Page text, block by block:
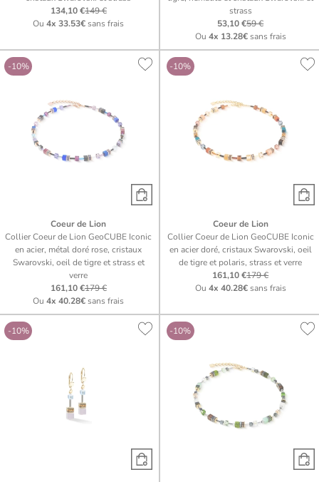
134,10 €149 €
Ou4x 33.53€sans frais
strass
53,10 €59 €
Ou 4x 13.28€sans frais
-10%
Coeur de Lion
Collier Coeur de Lion GeoCUBE Iconic
en acier, métal doré rose, cristaux
Swarovski, oeil de tigre et strass et
verre
161,10 €179 €
Ou4x 40.28€sans frais
-10%
Coeur de Lion
Collier Coeur de Lion GeoCUBE Iconic
en acier doré, cristaux Swarovski, oeil
de tigre et polaris, strass et verre
161,10 €179 €
Ou 4x 40.28€sans frais
-10% -10%